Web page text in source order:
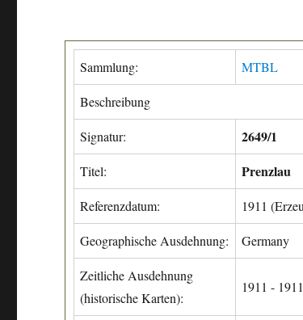
Sammlung: MTBL
Beschreibung
Signatur: 2649/1
Titel: Prenzlau
Referenzdatum: 1911
Geographische Ausdehnung: Germany
Zeitliche Ausdehnung
(historische Karten):
1911 - 1911